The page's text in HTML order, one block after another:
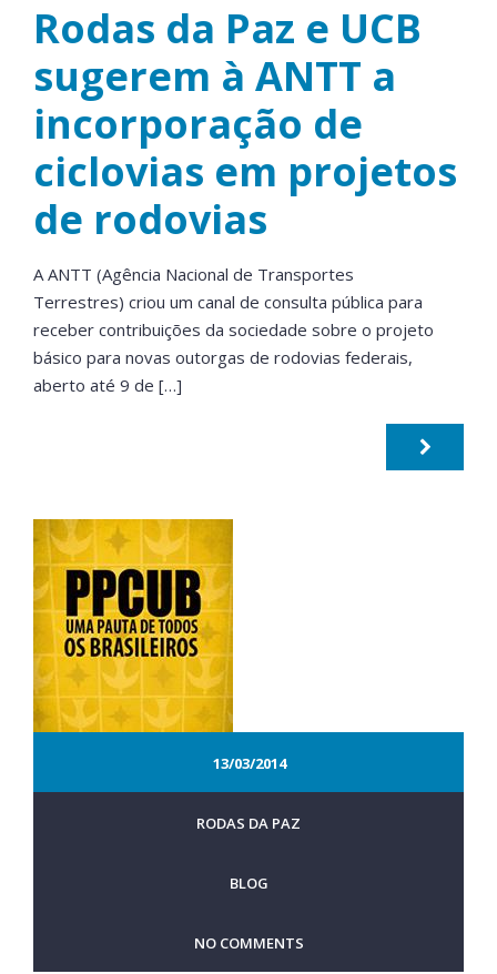
Rodas da Paz e UCB
sugerem à ANTT a
incorporação de
ciclovias em projetos
de rodovias
A ANTT (Agência Nacional de Transportes
Terrestres) criou um canal de consulta pública para
receber contribuições da sociedade sobre o projeto
básico para novas outorgas de rodovias federais,
aberto até 9 de […]
13/03/2014
RODAS DA PAZ
BLOG
NO COMMENTS